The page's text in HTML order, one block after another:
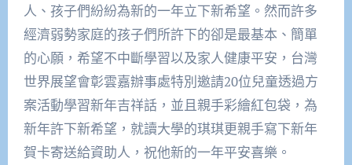
人、孩子們紛紛為新的一年立下新希望。然而許多
經濟弱勢家庭的孩子們所許下的卻是最基本、簡單
的心願，希望不中斷學習以及家人健康平安，台灣
世界展望會彰雲嘉辦事處特別邀請20位兒童透過方
案活動學習新年吉祥話，並且親手彩繪紅包袋，為
新年許下新希望，就讀大學的琪琪更親手寫下新年
賀卡寄送給資助人，祝他新的一年平安喜樂。